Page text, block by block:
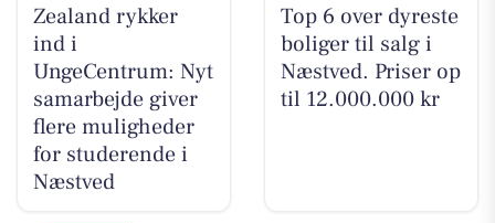
Zealand rykker
ind i
UngeCentrum: Nyt
samarbejde giver
flere muligheder
for studerende i
Næstved
Top 6 over dyreste
boliger til salg i
Næstved. Priser op
til 12.000.000 kr